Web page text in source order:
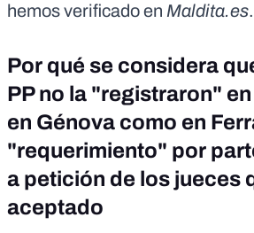
hemos verificado en Maldita.es.
Por qué se considera
PP no la "registraron"
en Génova como en
"requerimiento" por
a petición de los jueces
aceptado